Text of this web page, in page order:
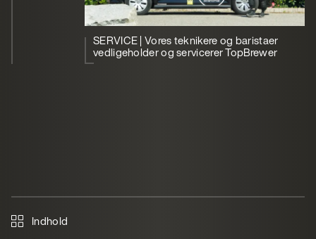
SERVICE | Vores teknikere og baristaer
vedligeholder og servicerer TopBrewer
Indhold